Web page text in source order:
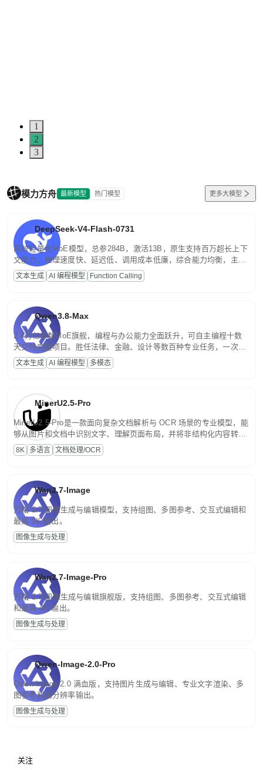
1
2
3
模力方舟 最新模型 热门模型 更多大模型
DeepSeek-V4-Flash-0731
高效轻量化MoE模型，总参284B，激活13B，原生支持百万超长上下
文能力。推理速度快、延迟低、调用成本低廉，综合能力均衡，主打
高并发、轻量化任务，适合日常对话、内容创作、基础 RAG、批量
文案处理等普惠刚需场景。
文本生成 AI 编程模型 Function Calling
Qwen3.8-Max
2.4万亿参数MoE旗舰，编程与办公能力全面跃升，可自主编程十数
天交付完整项目。胜任法律、金融、设计等数百种专业任务，一次对
话端到端交付生产级成果。原生视觉理解贯穿规划、执行与验证全流
程，支持超长文档与长视频的深度语义解析。长程任务中自主规划与
文本生成 AI 编程模型 多模态
MinerU2.5-Pro
MinerU2.5-Pro是一款面向复杂文档解析与 OCR 场景的专业模型，能
够从图片和文档中识别文字、理解页面布局，并将非结构化内容转换
为便于存储、检索和二次处理的结构化结果。
8K 多语言 文档处理/OCR
Wan2.7-Image
万相 2.7 图像生成与编辑模型，支持组图、多图参考、交互式编辑和
最高 2K 输出。
图像生成与处理
Wan2.7-Image-Pro
万相 2.7 图像生成与编辑旗舰版，支持组图、多图参考、交互式编辑
和最高 4K 输出。
图像生成与处理
Qwen-Image-2.0-Pro
Qwen-Image-2.0 满血版，支持图片生成与编辑、专业文字渲染、多
图参考和高分辨率输出。
图像生成与处理
关注